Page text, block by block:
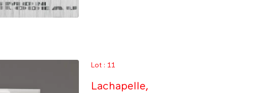
Lot : 11
Lachapelle,